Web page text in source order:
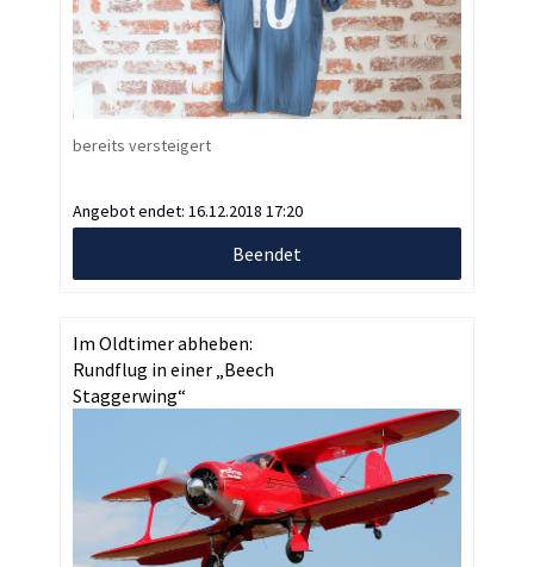
bereits versteigert
Angebot endet: 16.12.2018 17:20
Beendet
Im Oldtimer abheben:
Rundflug in einer „Beech
Staggerwing“